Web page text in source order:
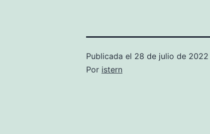
Publicada el 28 de julio de 2022
Por istern